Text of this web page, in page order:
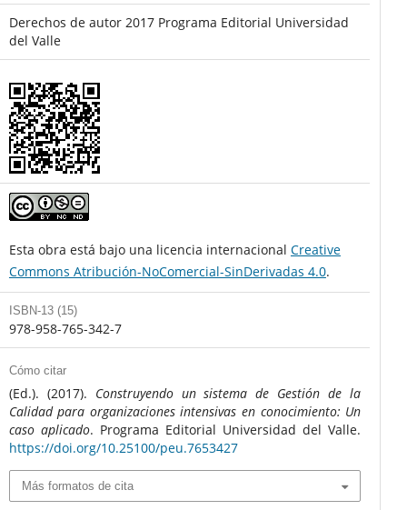
Derechos de autor 2017 Programa Editorial Universidad
del Valle
Esta obra está bajo una licencia internacional Creative
Commons Atribución-NoComercial-SinDerivadas 4.0.
ISBN-13 (15)
978-958-765-342-7
Cómo citar
(Ed.). (2017). Construyendo un sistema de Gestión de la
Calidad para organizaciones intensivas en conocimiento: Un
caso aplicado. Programa Editorial Universidad del Valle.
https://doi.org/10.25100/peu.7653427
Más formatos de cita